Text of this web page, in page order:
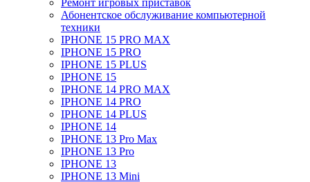
Ремонт игровых приставок
Абонентское обслуживание компьютерной
техники
IPHONE 15 PRO MAX
IPHONE 15 PRO
IPHONE 15 PLUS
IPHONE 15
IPHONE 14 PRO MAX
IPHONE 14 PRO
IPHONE 14 PLUS
IPHONE 14
IPHONE 13 Pro Max
IPHONE 13 Pro
IPHONE 13
IPHONE 13 Mini